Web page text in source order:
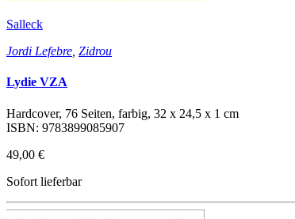
Salleck
Jordi Lefebre Zidrou
Lydie VZA
Hardcover, 76 Seiten, farbig, 32 x 24,5 x 1 cm
ISBN: 9783899085907
49,00 €
Sofort lieferbar